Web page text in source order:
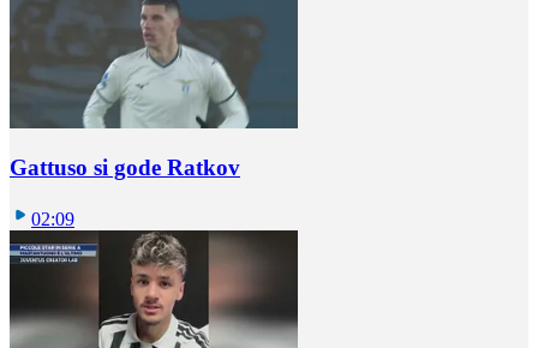
Gattuso si gode Ratkov
02:09